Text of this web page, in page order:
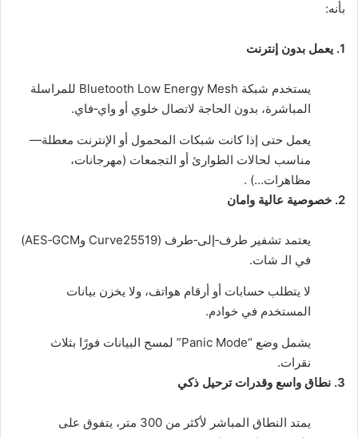
بأنه:
1. يعمل بدون إنترنت
يستخدم شبكة Bluetooth Low Energy Mesh للمراسلة
المباشرة، بدون الحاجة لاتصال خلوي أو واي‑فاي.
يعمل حتى إذا كانت شبكات المحمول أو الإنترنت معطلة—
مناسب لحالات الطوارئ أو التجمعات (مهرجانات،
مظاهرات…) .
2. خصوصية عالية وامان
يعتمد تشفير طرف‑إلى‑طرف (Curve25519 وAES‑GCM)
في الـ شات.
لا يتطلب حسابات أو أرقام هواتف، ولا يخزن بيانات
المستخدم في خوادم.
يشمل وضع “Panic Mode” لمسح البيانات فورًا بثلاث
نقرات.
3. نطاق واسع وقدرات ترحيل ذكي
يمتد النطاق المباشر لأكثر من 300 متر، يتفوق على